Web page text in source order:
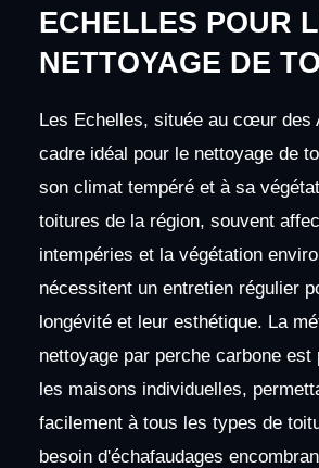
ECHELLES POUR
NETTOYAGE DE
Les Echelles, située au cœur des
cadre idéal pour le nettoyage de
son climat tempéré et à sa
toitures de la région, souvent
intempéries et la végétation
nécessitent un entretien régulier
longévité et leur esthétique. La
nettoyage par perche carbone est
les maisons individuelles,
facilement à tous les types de
besoin d'échafaudages